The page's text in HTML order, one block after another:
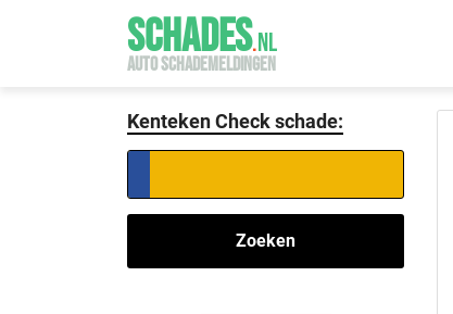
SCHADES.NL
AUTO SCHADEMELDINGEN
Kenteken Check schade:
Zoeken